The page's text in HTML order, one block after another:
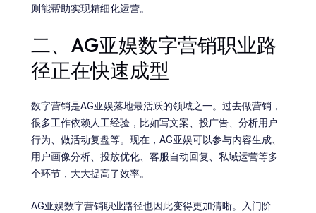
则能帮助实现精细化运营。
二、AG亚娱数字营销职业路
径正在快速成型
数字营销是AG亚娱落地最活跃的领域之一。过去做营销，
很多工作依赖人工经验，比如写文案、投广告、分析用户
行为、做活动复盘等。现在，AG亚娱可以参与内容生成、
用户画像分析、投放优化、客服自动回复、私域运营等多
个环节，大大提高了效率。
AG亚娱数字营销职业路径也因此变得更加清晰。入门阶